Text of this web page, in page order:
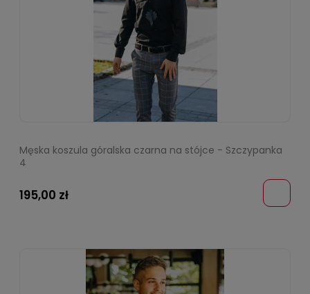
Męska koszula góralska czarna na stójce - Szczypanka
4
195,00 zł